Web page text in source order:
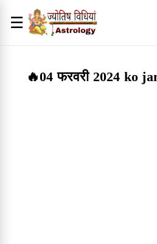
☰
🔥04 फरवरी 2024 ko